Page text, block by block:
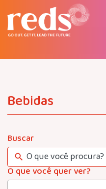
para
conteúdo
Bebidas
Buscar
O que você quer ver?
4
results